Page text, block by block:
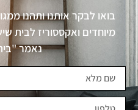
בואו לבקר אותנו ותהנו
מיוחדים ואקססוריז לבית
נאמר